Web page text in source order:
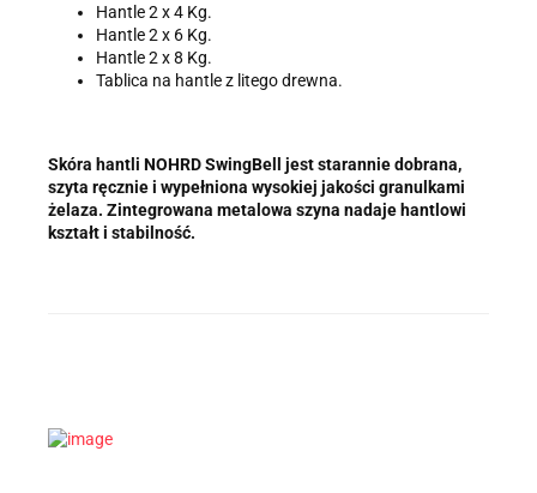
Hantle 2 x 4 Kg.
Hantle 2 x 6 Kg.
Hantle 2 x 8 Kg.
Tablica na hantle z litego drewna.
Skóra hantli NOHRD SwingBell jest starannie dobrana,
szyta ręcznie i wypełniona wysokiej jakości granulkami
żelaza. Zintegrowana metalowa szyna nadaje hantlowi
kształt i stabilność.